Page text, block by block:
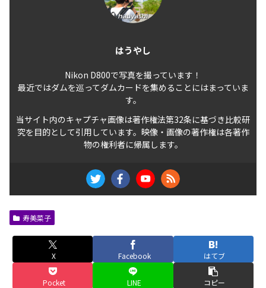
はうやし
Nikon D800で写真を撮っています！
最近ではダムを巡ってダムカードを集めることにはまっていま
す。
当サイト内のキャプチャ画像は著作権法第32条に基づき比較研
究を目的として引用しています。映像・画像の著作権は各著作
物の権利者に帰属します。
寿美菜子
X Facebook はてブ
Pocket LINE コピー